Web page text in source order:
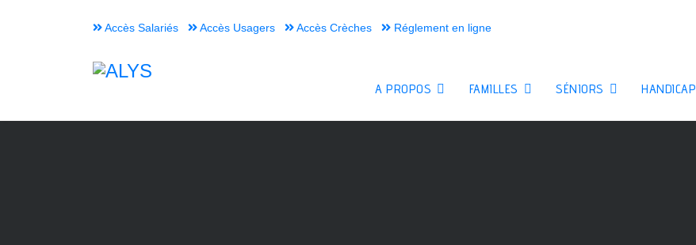
Accès Salariés Accès Usagers Accès Crèches Réglement en ligne
A PROPOS FAMILLES SÉNIORS HANDICAP